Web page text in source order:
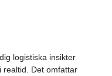
logistiska insikter
realtid. Det omfattar